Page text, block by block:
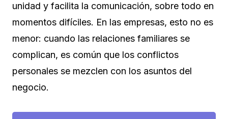
unidad y facilita la comunicación, sobre todo en
momentos difíciles. En las empresas, esto no es
menor: cuando las relaciones familiares se
complican, es común que los conflictos
personales se mezclen con los asuntos del
negocio.